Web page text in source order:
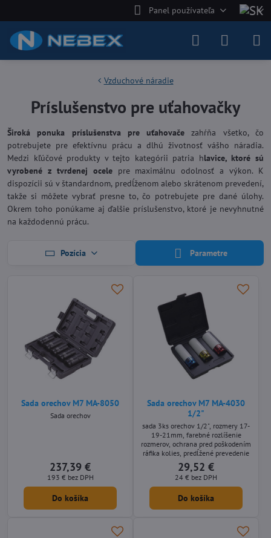
Panel používateľa
Vzduchové náradie
Príslušenstvo pre uťahovačky
Široká ponuka príslušenstva pre uťahovače zahŕňa všetko, čo
potrebujete pre efektívnu prácu a dlhú životnosť vášho náradia.
Medzi kľúčové produkty v tejto kategórii patria hlavice, ktoré sú
vyrobené z tvrdenej ocelepre maximálnu odolnosť a výkon. K
dispozícii sú v štandardnom, predĺženom alebo skrátenom prevedení,
takže si môžete vybrať presne to, čo potrebujete pre dané úlohy.
Okrem toho ponúkame aj ďalšie príslušenstvo, ktoré je nevyhnutné
na každodennú prácu.
Pozícia Parametre
Sada orechov M7 MA-8050
Sada orechov
237,39 €
193 € bez DPH
Do košíka
Sada orechov M7 MA-4030
1/2"
sada 3ks orechov 1/2", rozmery 17-
19-21mm, farebné rozlíšenie
rozmerov, ochrana pred poškodením
ráfika kolies, predĺžené prevedenie
29,52 €
24 € bez DPH
Do košíka